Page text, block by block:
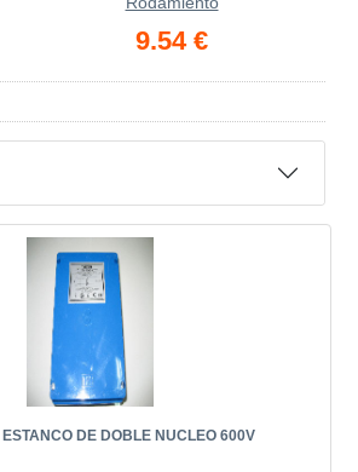
9.54 €
DE DOBLE NUCLEO 600V